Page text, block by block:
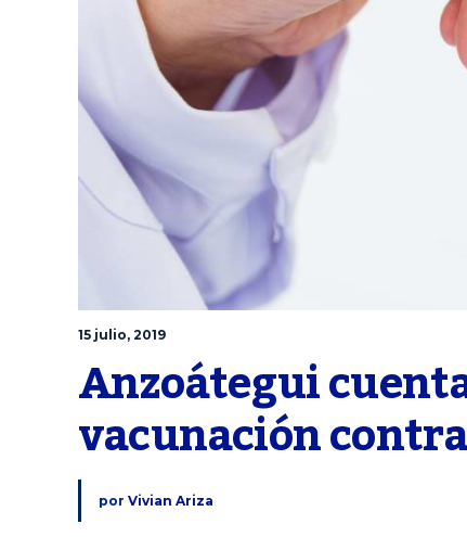
15 julio, 2019
Anzoátegui
vacunación
por Vivian Ariza